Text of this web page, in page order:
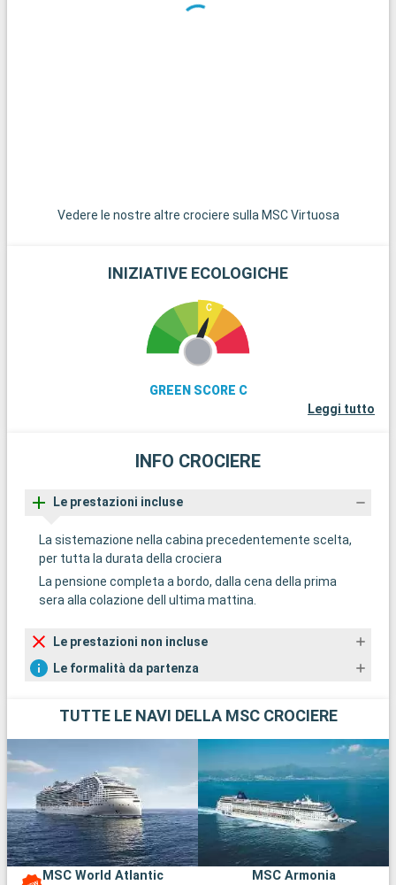
São Vicente, conosciuta come la città più antica del Brasile,
Vedere le nostre altre crociere sulla MSC Virtuosa
INIZIATIVE ECOLOGICHE
GREEN SCORE C
Leggi tutto
INFO CROCIERE
Le prestazioni incluse
La sistemazione nella cabina precedentemente scelta,
per tutta la durata della crociera
La pensione completa a bordo, dalla cena della prima
sera alla colazione dell ultima mattina.
Le prestazioni non incluse
Le formalità da partenza
TUTTE LE NAVI DELLA MSC CROCIERE
MSC World Atlantic MSC Armonia